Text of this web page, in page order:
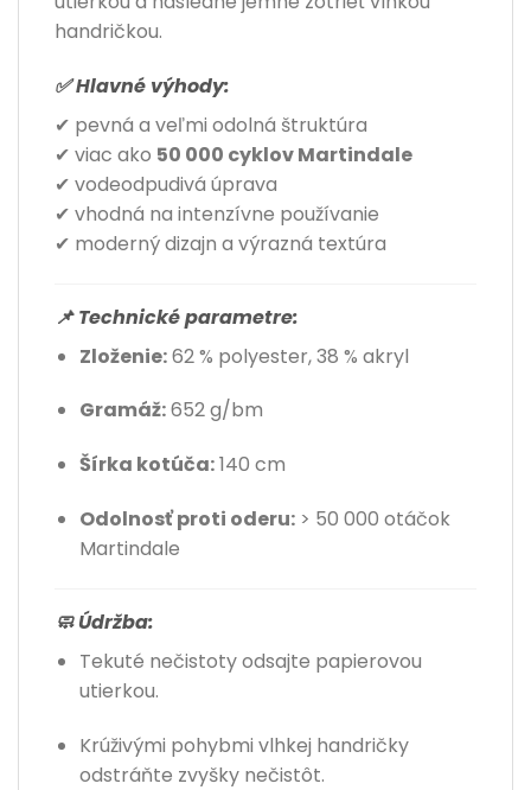
handričkou.
✅ Hlavné výhody:
✔ pevná a veľmi odolná štruktúra
✔ viac ako 50 000 cyklov Martindale
✔ vodeodpudivá úprava
✔ vhodná na intenzívne používanie
✔ moderný dizajn a výrazná textúra
📌 Technické parametre:
Zloženie:62 % polyester, 38 % akryl
Gramáž:652 g/bm
Šírka kotúča:140 cm
Odolnosť proti oderu:> 50 000 otáčok
Martindale
🧼 Údržba:
Tekuté nečistoty odsajte papierovou
utierkou.
Krúživými pohybmi vlhkej handričky
odstráňte zvyšky nečistôt.